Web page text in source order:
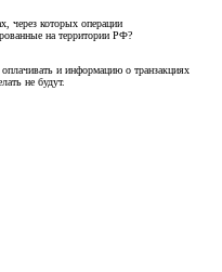
через которых операции
на территории РФ?
и информацию о транзакциях
не будут.